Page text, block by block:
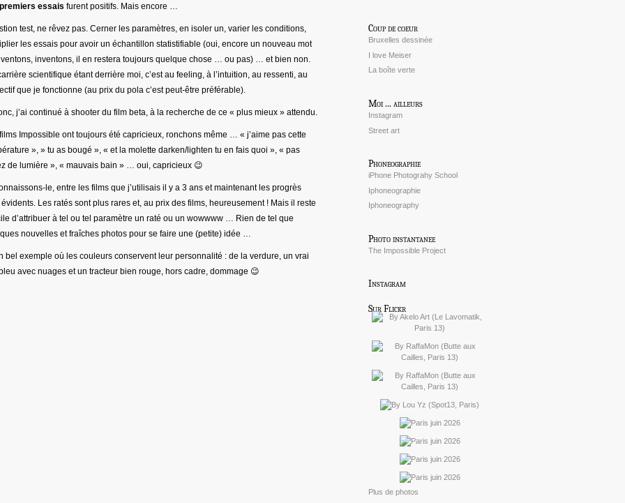
premiers essais furent positifs. Mais encore …
test, ne rêvez pas. Cerner les paramètres, en isoler un, varier les conditions,
les essais pour avoir un échantillon statistifiable (oui, encore un nouveau mot
inventons, il en restera toujours quelque chose … ou pas) … et bien non.
scientifique étant derrière moi, c’est au feeling, à l’intuition, au ressenti, au
que je fonctionne (au prix du pola c’est peut-être préférable).
j’ai continué à shooter du film beta, à la recherche de ce « plus mieux » attendu.
Impossible ont toujours été capricieux, ronchons même … « j’aime pas cette
», » tu as bougé », « et la molette darken/lighten tu en fais quoi », « pas
de lumière », « mauvais bain » … oui, capricieux 😉
le, entre les films que j’utilisais il y a 3 ans et maintenant les progrès
Les ratés sont plus rares et, au prix des films, heureusement ! Mais il reste
d’attribuer à tel ou tel paramètre un raté ou un wowwww … Rien de tel que
nouvelles et fraîches photos pour se faire une (petite) idée …
bel exemple où les couleurs conservent leur personnalité : de la verdure, un vrai
avec nuages et un tracteur bien rouge, hors cadre, dommage 😉
Coup de coeur
Bruxelles dessinée
I love Meiser
La boîte verte
Moi ... ailleurs
Instagram
Street art
Phoneographie
iPhone Photograhy School
Iphoneographie
Iphoneography
Photo instantanee
The Impossible Project
Instagram
Sur Flickr
Plus de photos